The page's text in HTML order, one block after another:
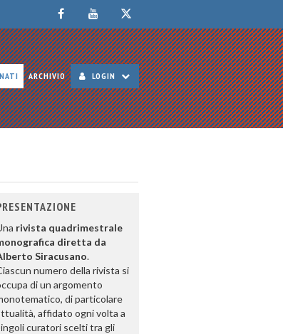
ARCHIVIO LOGIN
rivista quadrimestrale
diretta da
Siracusano.
numero della rivista si
di un argomento
di particolare
affidato ogni volta a
curatori scelti tra gli